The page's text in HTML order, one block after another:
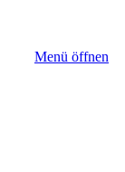
Menü öffnen